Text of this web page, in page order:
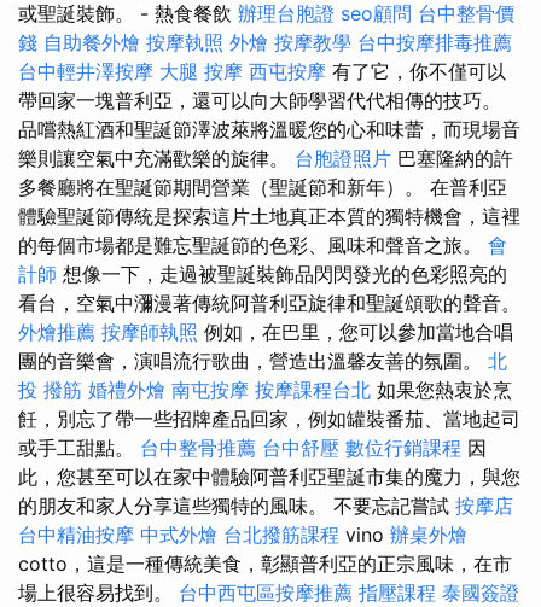
或聖誕裝飾。 - 熱食餐飲 辦理台胞證 seo顧問 台中整骨價
錢 自助餐外燴 按摩執照 外燴 按摩教學 台中按摩排毒推薦
台中輕井澤按摩 大腿 按摩 西屯按摩 有了它，你不僅可以
帶回家一塊普利亞，還可以向大師學習代代相傳的技巧。
品嚐熱紅酒和聖誕節澤波萊將溫暖您的心和味蕾，而現場音
樂則讓空氣中充滿歡樂的旋律。 台胞證照片 巴塞隆納的許
多餐廳將在聖誕節期間營業（聖誕節和新年）。 在普利亞
體驗聖誕節傳統是探索這片土地真正本質的獨特機會，這裡
的每個市場都是難忘聖誕節的色彩、風味和聲音之旅。 會
計師 想像一下，走過被聖誕裝飾品閃閃發光的色彩照亮的
看台，空氣中瀰漫著傳統阿普利亞旋律和聖誕頌歌的聲音。
外燴推薦 按摩師執照 例如，在巴里，您可以參加當地合唱
團的音樂會，演唱流行歌曲，營造出溫馨友善的氛圍。 北
投 撥筋 婚禮外燴 南屯按摩 按摩課程台北 如果您熱衷於烹
飪，別忘了帶一些招牌產品回家，例如罐裝番茄、當地起司
或手工甜點。 台中整骨推薦 台中舒壓 數位行銷課程 因
此，您甚至可以在家中體驗阿普利亞聖誕市集的魔力，與您
的朋友和家人分享這些獨特的風味。 不要忘記嘗試 按摩店
台中精油按摩 中式外燴 台北撥筋課程 vino 辦桌外燴
cotto，這是一種傳統美食，彰顯普利亞的正宗風味，在市
場上很容易找到。 台中西屯區按摩推薦 指壓課程 泰國簽證